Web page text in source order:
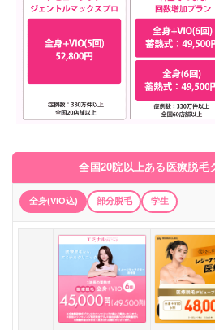
全国20院以上ある医療脱毛
全身(VIO込) 部分脱毛 学生